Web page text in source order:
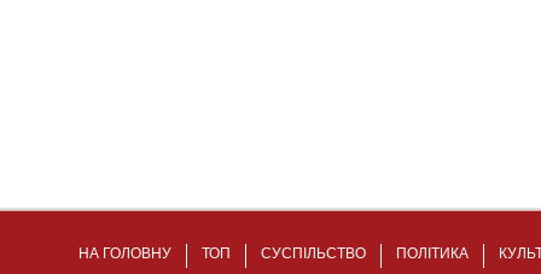
НА ГОЛОВНУ ТОП СУСПІЛЬСТВО ПОЛІТИКА